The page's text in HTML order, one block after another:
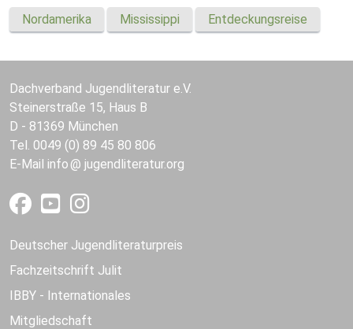
Nordamerika Mississippi Entdeckungsreise
Dachverband Jugendliteratur e.V.
Steinerstraße 15, Haus B
D - 81369 München
Tel. 0049 (0) 89 45 80 806
E-Mail info jugendliteratur.org
Deutscher Jugendliteraturpreis
Fachzeitschrift Julit
IBBY - Internationales
Mitgliedschaft